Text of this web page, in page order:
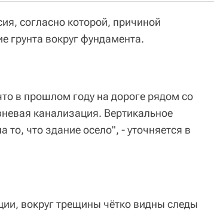
согласно которой, причиной
грунта вокруг фундамента.
в прошлом году на дороге рядом со
канализация. Вертикальное
что здание осело", - уточняется в
вокруг трещины чётко видны следы